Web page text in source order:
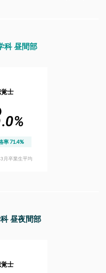
科 昼間部
士
.0%
率 71.4%
卒業生平均
昼夜間部
士